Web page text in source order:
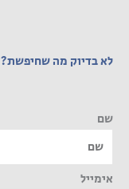
לא בדיוק מה שחיפשת?
שם
אימייל